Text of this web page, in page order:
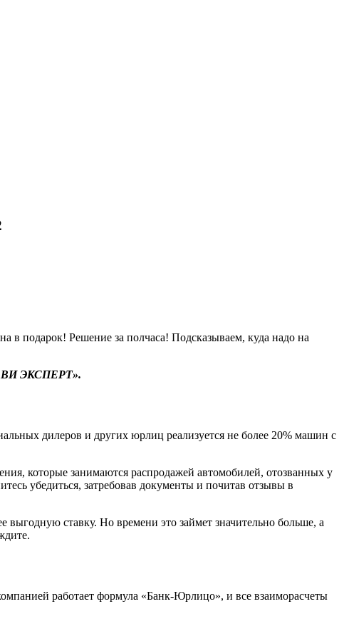
в подарок! Решение за полчаса! Подсказываем, куда надо на
ЭКСПЕРТ».
дилеров и других юрлиц реализуется не более 20% машин с
которые занимаются распродажей автомобилей, отозванных у
убедиться, затребовав документы и почитав отзывы в
выгодную ставку. Но времени это займет значительно больше, а
работает формула «Банк-Юрлицо», и все взаиморасчеты